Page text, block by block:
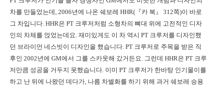
차를 만들었는데, 2006년에 나온 쉐보레 HHR(『카 북』 312쪽)이 바로
그 차입니다. HHR은 PT 크루저처럼 소형차의 뼈대 위에 고전적인 디자
인의 차체를 얹었는데요. 재미있게도 이 차 역시 PT 크루저를 디자인했
던 브라이언 네스빗이 디자인을 했습니다. PT 크루저로 주목을 받은 직
후인 2002년에 GM에서 그를 스카웃해 갔거든요. 그런데 HHR은 PT 크루
저만큼 성공을 거두지 못했습니다. 이미 PT 크루저가 한바탕 인기몰이를
하고 난 뒤에 나왔던 데다가, 나름 차별화를 하기 위해 과거 쉐보레 승용